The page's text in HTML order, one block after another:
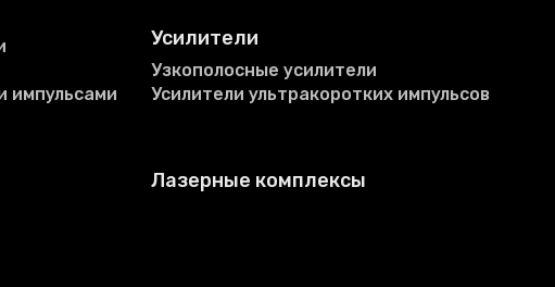
импульсами
Усилители
Узкополосные усилители
Усилители ультракоротких импульсов
Лазерные комплексы